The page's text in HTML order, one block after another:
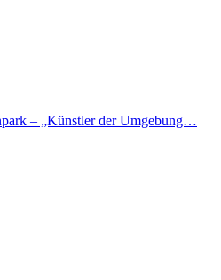
– „Künstler der Umgebung…